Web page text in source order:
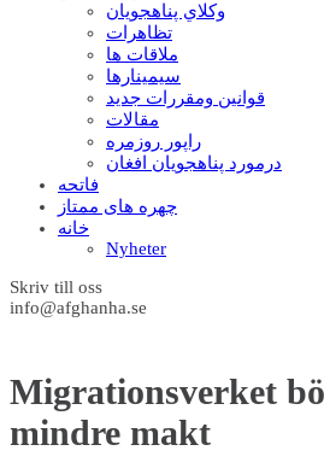
وکلاي پناهجويان
تظاهرات
ملاقات ها
سيمينارها
قوانين ومقررات جديد
مقالات
راپور روزمره
درمورد پناهجويان افغان
فاتحه
چهره های ممتاز
خانه
Nyheter
Skriv till oss
info@afghanha.se
Migrationsverket
mindre makt